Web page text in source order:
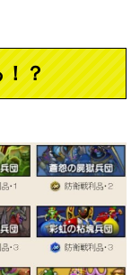
？